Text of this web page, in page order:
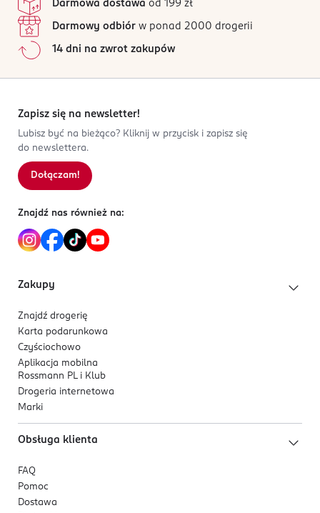
Darmowa dostawa od 199 zł
Darmowy odbiór w ponad 2000 drogerii
14 dni na zwrot zakupów
Zapisz się na newsletter!
Lubisz być na bieżąco? Kliknij w przycisk i zapisz się
do newslettera.
Dołączam!
Znajdź nas również na:
Zakupy
Znajdź drogerię
Karta podarunkowa
Czyściochowo
Aplikacja mobilna
Rossmann PL i Klub
Drogeria internetowa
Marki
Obsługa klienta
FAQ
Pomoc
Dostawa